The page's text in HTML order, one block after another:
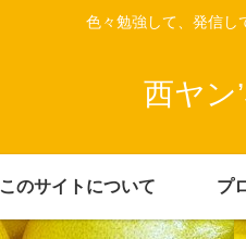
色々勉強して、発信し
西ヤン
このサイトについて プ